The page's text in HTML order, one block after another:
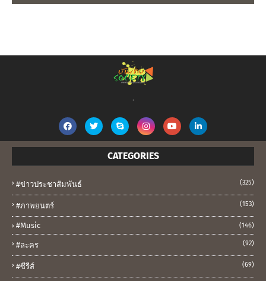
.
CATEGORIES
#ข่าวประชาสัมพันธ์ (325)
#ภาพยนตร์ (153)
#music (146)
#ละคร (92)
#ซีรีส์ (69)